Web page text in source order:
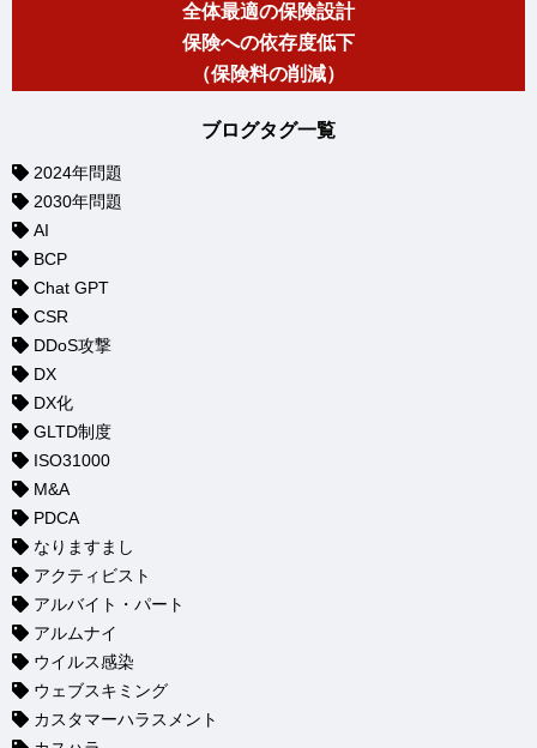
全体最適の保険設計
保険への依存度低下
（保険料の削減）
ブログタグ一覧
2024年問題
2030年問題
AI
BCP
Chat GPT
CSR
DDoS攻撃
DX
DX化
GLTD制度
ISO31000
M&A
PDCA
なりますまし
アクティビスト
アルバイト・パート
アルムナイ
ウイルス感染
ウェブスキミング
カスタマーハラスメント